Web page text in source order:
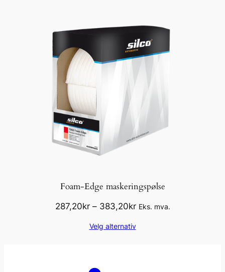
Foam-Edge maskeringspølse
287,20kr – 383,20krPrisområde:
til
Eks. mva.
Velg alternativ